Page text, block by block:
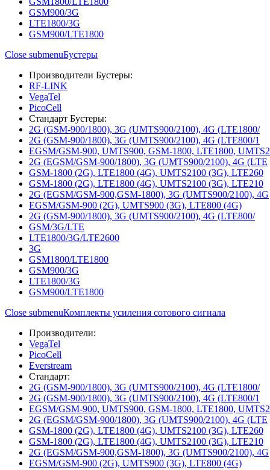
GSM900/3G
LTE1800/3G
GSM900/LTE1800
Close submenuБустеры
Производители Бустеры:
RF-LINK
VegaTel
PicoCell
Стандарт Бустеры:
2G (GSM-900/1800), 3G (UMTS900/2100), 4G (LTE1800/
2G (GSM-900/1800), 3G (UMTS900/2100), 4G (LTE800/1
EGSM/GSM-900, UMTS900, GSM-1800, LTE1800,
2G (EGSM/GSM-900/1800), 3G (UMTS900/2100), 4G (LTE
GSM-1800 (2G), LTE1800 (4G), UMTS2100 (3G), LTE260
GSM-1800 (2G), LTE1800 (4G), UMTS2100 (3G), LTE210
2G (EGSM/GSM-900,GSM-1800), 3G (UMTS900/2100), 4G
EGSM/GSM-900 (2G), UMTS900 (3G), LTE800 (4G)
2G (GSM-900/1800), 3G (UMTS900/2100), 4G (LTE800/
GSM/3G/LTE
LTE1800/3G/LTE2600
3G
GSM1800/LTE1800
GSM900/3G
LTE1800/3G
GSM900/LTE1800
Close submenuКомплекты усиления сотового сигнала
Производители:
VegaTel
PicoCell
Everstream
Стандарт:
2G (GSM-900/1800), 3G (UMTS900/2100), 4G (LTE1800/
2G (GSM-900/1800), 3G (UMTS900/2100), 4G (LTE800/1
EGSM/GSM-900, UMTS900, GSM-1800, LTE1800,
2G (EGSM/GSM-900/1800), 3G (UMTS900/2100), 4G (LTE
GSM-1800 (2G), LTE1800 (4G), UMTS2100 (3G), LTE260
GSM-1800 (2G), LTE1800 (4G), UMTS2100 (3G), LTE210
2G (EGSM/GSM-900,GSM-1800), 3G (UMTS900/2100), 4G
EGSM/GSM-900 (2G), UMTS900 (3G), LTE800 (4G)